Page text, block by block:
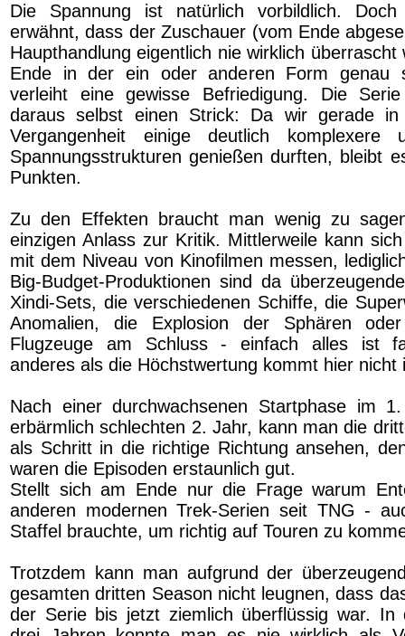
Die Spannung ist natürlich vorbildlich.
erwähnt, dass der Zuschauer (vom Ende
Haupthandlung eigentlich nie wirklich
Ende in der ein oder anderen Form genau
verleiht eine gewisse Befriedigung. Die
daraus selbst einen Strick: Da wir gerade
Vergangenheit einige deutlich komplexere
Spannungsstrukturen genießen durften, bleibt
Punkten.
Zu den Effekten braucht man wenig zu
einzigen Anlass zur Kritik. Mittlerweile kann
mit dem Niveau von Kinofilmen messen,
Big-Budget-Produktionen sind da
Xindi-Sets, die verschiedenen Schiffe, die
Anomalien, die Explosion der Sphären
Flugzeuge am Schluss - einfach alles ist
anderes als die Höchstwertung kommt hier nicht
Nach einer durchwachsenen Startphase im
erbärmlich schlechten 2. Jahr, kann man die
als Schritt in die richtige Richtung ansehen,
waren die Episoden erstaunlich gut.
Stellt sich am Ende nur die Frage warum
anderen modernen Trek-Serien seit TNG -
Staffel brauchte, um richtig auf Touren zu
Trotzdem kann man aufgrund der
gesamten dritten Season nicht leugnen, dass
der Serie bis jetzt ziemlich überflüssig war. In